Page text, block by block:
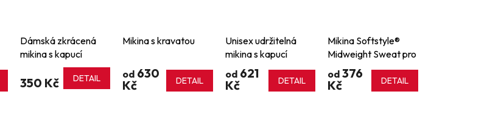
Dámská zkrácená
mikina s kapucí
350 Kč DETAIL
Mikina s kravatou
od 630
Kč
DETAIL
Unisex udržitelná
mikina s kapucí
od621
Kč
DETAIL
Mikina Softstyle®
Midweight Sweat pro
dospělé
od 376
Kč
DETAIL